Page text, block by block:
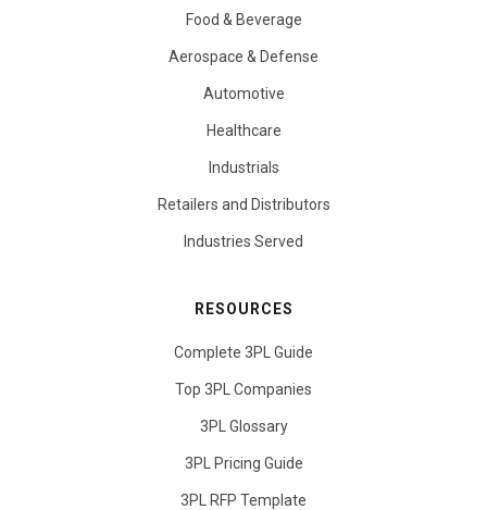
Food & Beverage
Aerospace & Defense
Automotive
Healthcare
Industrials
Retailers and Distributors
Industries Served
RESOURCES
Complete 3PL Guide
Top 3PL Companies
3PL Glossary
3PL Pricing Guide
3PL RFP Template